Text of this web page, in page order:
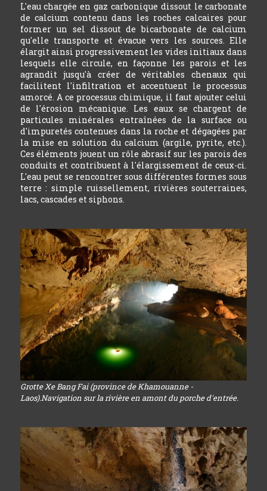
L'eau chargée en gaz carbonique dissout le carbonate
de calcium contenu dans les roches calcaires pour
former un sel dissout de bicarbonate de calcium
qu'elle transporte et évacue vers les sources. Elle
élargit ainsi progressivement les vides initiaux dans
lesquels elle circule, en façonne les parois et les
agrandit jusqu'à créer de véritables chenaux qui
facilitent l'infiltration et accentuent le processus
amorcé. A ce processus chimique, il faut ajouter celui
de l'érosion mécanique. Les eaux se chargent de
particules minérales entraînées de la surface ou
d'impuretés contenues dans la roche et dégagées par
la mise en solution du calcium (argile, pyrite, etc.).
Ces éléments jouent un rôle abrasif sur les parois des
conduits et contribuent à l'élargissement de ceux-ci.
L'eau peut se rencontrer sous différentes formes sous
terre : simple ruissellement, rivières souterraines,
lacs, cascades et siphons.
Grotte Xe Bang Fai (province de Khamouanne -
Laos).Navigation sur la rivière en amont du porche d'entrée.